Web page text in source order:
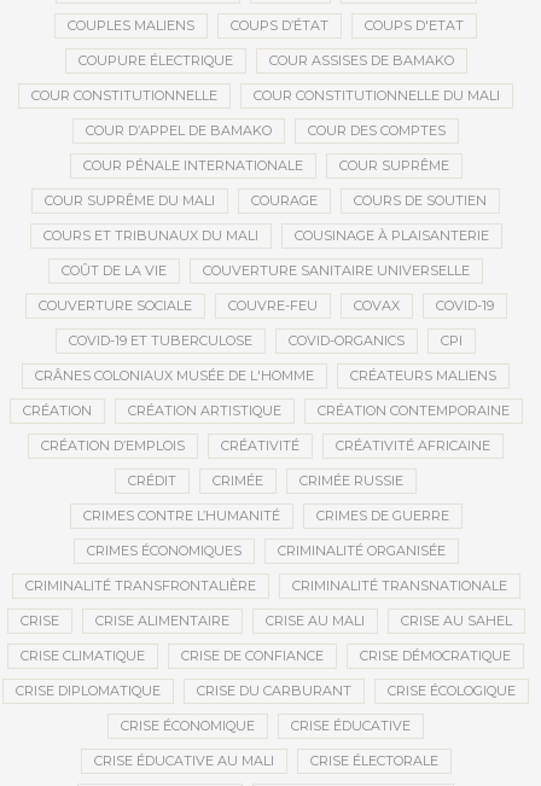
COUPLES MALIENS COUPS D’ÉTAT COUPS D'ETAT
COUPURE ÉLECTRIQUE COUR ASSISES DE BAMAKO
COUR CONSTITUTIONNELLE COUR CONSTITUTIONNELLE DU MALI
COUR D’APPEL DE BAMAKO COUR DES COMPTES
COUR PÉNALE INTERNATIONALE COUR SUPRÊME
COUR SUPRÊME DU MALI COURAGE COURS DE SOUTIEN
COURS ET TRIBUNAUX DU MALI COUSINAGE À PLAISANTERIE
COÛT DE LA VIE COUVERTURE SANITAIRE UNIVERSELLE
COUVERTURE SOCIALE COUVRE-FEU COVAX COVID-19
COVID-19 ET TUBERCULOSE COVID-ORGANICS CPI
CRÂNES COLONIAUX MUSÉE DE L'HOMME CRÉATEURS MALIENS
CRÉATION CRÉATION ARTISTIQUE CRÉATION CONTEMPORAINE
CRÉATION D’EMPLOIS CRÉATIVITÉ CRÉATIVITÉ AFRICAINE
CRÉDIT CRIMÉE CRIMÉE RUSSIE
CRIMES CONTRE L’HUMANITÉ CRIMES DE GUERRE
CRIMES ÉCONOMIQUES CRIMINALITÉ ORGANISÉE
CRIMINALITÉ TRANSFRONTALIÈRE CRIMINALITÉ TRANSNATIONALE
CRISE CRISE ALIMENTAIRE CRISE AU MALI CRISE AU SAHEL
CRISE CLIMATIQUE CRISE DE CONFIANCE CRISE DÉMOCRATIQUE
CRISE DIPLOMATIQUE CRISE DU CARBURANT CRISE ÉCOLOGIQUE
CRISE ÉCONOMIQUE CRISE ÉDUCATIVE
CRISE ÉDUCATIVE AU MALI CRISE ÉLECTORALE